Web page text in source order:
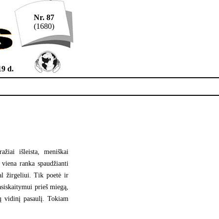
d.
Nr. 87
(1680)
išleista, meniškai
ranka spaudžianti
žirgeliui. Tik poetė ir
prieš miegą,
vidinį pasaulį. Tokiam